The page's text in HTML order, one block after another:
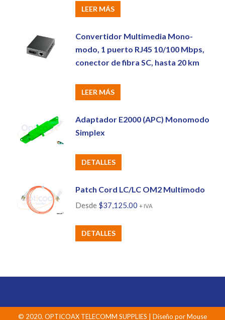
LEER MÁS
Convertidor Multimedia Mono-
modo, 1 puerto RJ45 10/100 Mbps,
conector de fibra SC, hasta 20 km
LEER MÁS
Adaptador E2000 (APC) Monomodo
Simplex
DETALLES
Patch Cord LC/LC OM2 Multimodo
Desde $37,125.00 + IVA
DETALLES
opciones
© 2020. OPTICOAX TELECOMM SUPPLIES | Diseño porMouse